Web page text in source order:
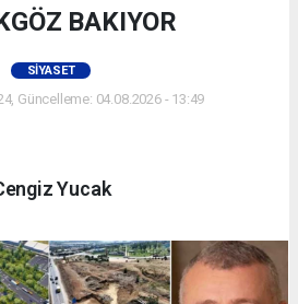
BAKIYOR
SIYASET
Güncelleme: 04.08.2026 - 13:49
Yucak